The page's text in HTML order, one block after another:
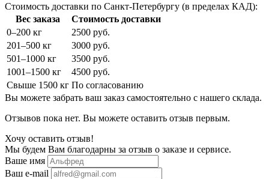
Стоимость доставки по Санкт-Петербургу (в пределах КАД):
Вес заказа
Стоимость доставки
0–200 кг
2500 руб.
201–500 кг
3000 руб.
501–1000 кг
3500 руб.
1001–1500 кг
4500 руб.
Свыше 1500 кг По согласованию
Вы можете забрать ваш заказ самостоятельно с нашего склада.
Отзывов пока нет. Вы можете оставить отзыв первым.
Хочу оставить отзыв!
Мы будем Вам благодарны за отзыв о заказе и сервисе.
Ваше имя
Ваш e-mail